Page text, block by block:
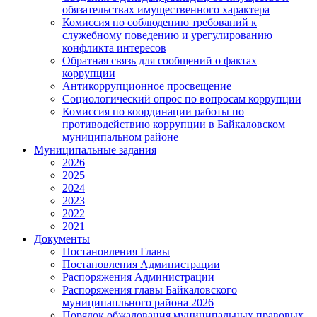
обязательствах имущественного характера
Комиссия по соблюдению требований к
служебному поведению и урегулированию
конфликта интересов
Обратная связь для сообщений о фактах
коррупции
Антикоррупционное просвещение
Социологический опрос по вопросам коррупции
Комиссия по координации работы по
противодействию коррупции в Байкаловском
муниципальном районе
Муниципальные задания
2026
2025
2024
2023
2022
2021
Документы
Постановления Главы
Постановления Администрации
Распоряжения Администрации
Распоряжения главы Байкаловского
муниципапльного района 2026